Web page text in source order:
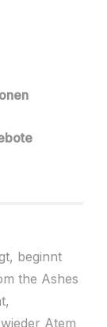
beginnt
the Ashes
Atem